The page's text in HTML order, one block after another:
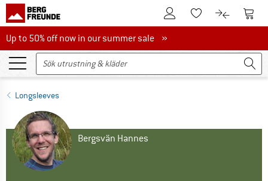
Till kundkontotTill minneslistan.
Till Till
Up to 50% off now in our summer sale
Up to 50% off now in our summer sale »
Longsleeves
Bergsvän Hannes